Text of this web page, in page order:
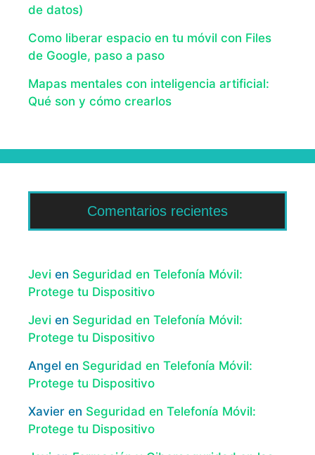
de datos)
Como liberar espacio en tu móvil con Files
de Google, paso a paso
Mapas mentales con inteligencia artificial:
Qué son y cómo crearlos
Comentarios recientes
Jevi en Seguridad en Telefonía Móvil:
Protege tu Dispositivo
Jevi en Seguridad en Telefonía Móvil:
Protege tu Dispositivo
Angel en Seguridad en Telefonía Móvil:
Protege tu Dispositivo
Xavier en Seguridad en Telefonía Móvil:
Protege tu Dispositivo